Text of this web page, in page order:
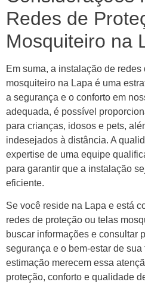
Redes de
Mosquiteiro na
Em suma, a instalação de
mosquiteiro na Lapa é uma
a segurança e o conforto em
adequada, é possível
para crianças, idosos e pets,
indesejados à distância. A
expertise de uma equipe
para garantir que a instalação
eficiente.
Se você reside na Lapa e está
redes de proteção ou telas
buscar informações e consultar
segurança e o bem-estar de
estimação merecem essa
proteção, conforto e qualidade